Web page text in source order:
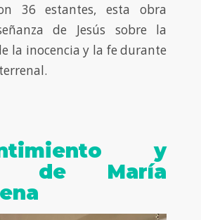
36 estantes, esta obra
de Jesús sobre la
la inocencia y la fe durante
y
de María